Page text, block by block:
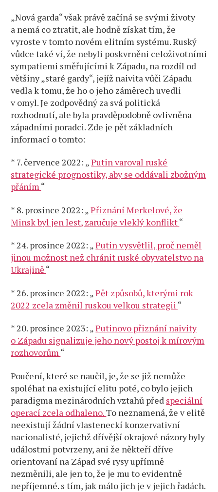
„Nová garda“ však právě začíná se svými životy
a nemá co ztratit, ale hodně získat tím, že
vyroste v tomto novém elitním systému. Ruský
vůdce také ví, že nebyli poskvrněni celoživotními
sympatiemi směřujícími k Západu, na rozdíl od
většiny „staré gardy“, jejíž naivita vůči Západu
vedla k tomu, že ho o jeho záměrech uvedli
v omyl. Je zodpovědný za svá politická
rozhodnutí, ale byla pravděpodobně ovlivněna
západními poradci. Zde je pět základních
informací o tomto:
* 7. července 2022: „Putin varoval ruské
strategické prognostiky, aby se oddávali zbožným
přáním“
* 8. prosince 2022: „Přiznání Merkelové, že
Minsk byl jen lest, zaručuje vleklý konflikt“
* 24. prosince 2022: „Putin vysvětlil, proč neměl
jinou možnost než chránit ruské obyvatelstvo na
Ukrajině“
* 26. prosince 2022: „Pět způsobů, kterými rok
2022 zcela změnil ruskou velkou strategii “
* 20. prosince 2023: „Putinovo přiznání naivity
o Západu signalizuje jeho nový postoj k mírovým
rozhovorům“
Poučení, které se naučil, je, že se již nemůže
spoléhat na existující elitu poté, co bylo jejich
paradigma mezinárodních vztahů před speciální
operací zcela odhaleno.To neznamená, že v elitě
neexistují žádní vlasteneckí konzervativní
nacionalisté, jejichž dřívější okrajové názory byly
událostmi potvrzeny, ani že někteří dříve
orientovaní na Západ své rysy upřímně
nezměnili, ale jen to, že je mu to evidentně
nepříjemné. s tím, jak málo jich je v jejich řadách.